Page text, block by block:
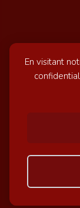
En visitant
©